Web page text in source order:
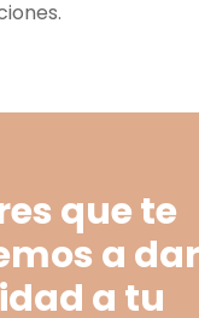
que te
a dar
a tu